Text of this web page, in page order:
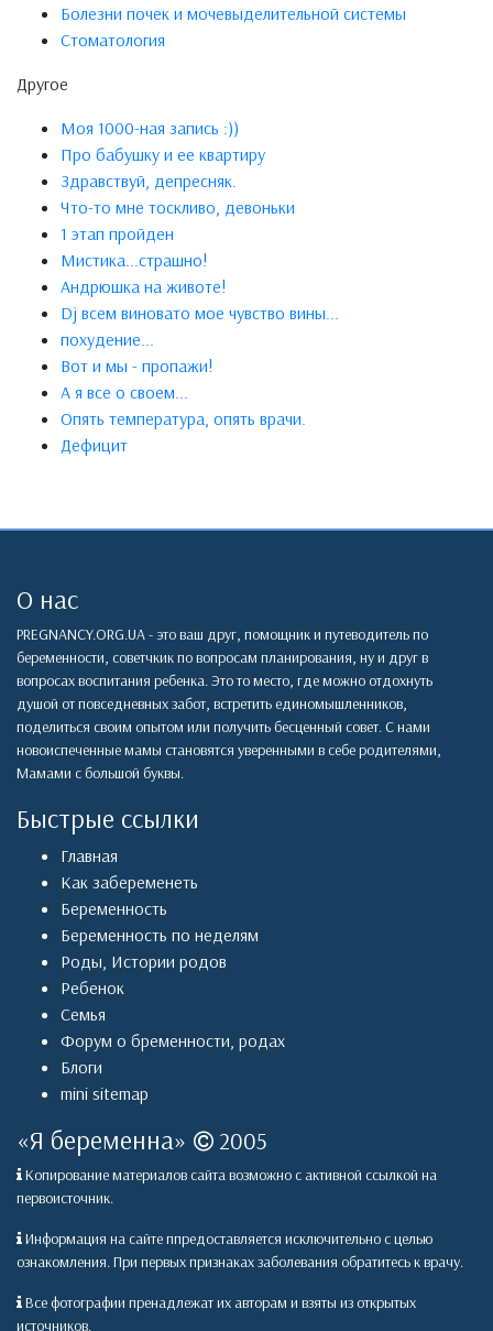
Болезни почек и мочевыделительной системы
Стоматология
Другое
Моя 1000-ная запись :))
Про бабушку и ее квартиру
Здравствуй, депресняк.
Что-то мне тоскливо, девоньки
1 этап пройден
Мистика...страшно!
Андрюшка на животе!
Dj всем виновато мое чувство вины...
похудение...
Вот и мы - пропажи!
А я все о своем...
Опять температура, опять врачи.
Дефицит
О нас
PREGNANCY.ORG.UA - это ваш друг, помощник и путеводитель по
беременности, советчкик по вопросам планирования, ну и друг в
вопросах воспитания ребенка. Это то место, где можно отдохнуть
душой от повседневных забот, встретить единомышленников,
поделиться своим опытом или получить бесценный совет. С нами
новоиспеченные мамы становятся уверенными в себе родителями,
Мамами с большой буквы.
Быстрые ссылки
Главная
Как забеременеть
Беременность
Беременность по неделям
Роды, Истории родов
Ребенок
Семья
Форум о бременности, родах
Блоги
mini sitemap
«Я беременна» 2005
Копирование материалов сайта возможно с активной ссылкой на
первоисточник.
Информация на сайте ппредоставляется исключительно с целью
ознакомления. При первых признаках заболевания обратитесь к врачу.
Все фотографии пренадлежат их авторам и взяты из открытых
источников.